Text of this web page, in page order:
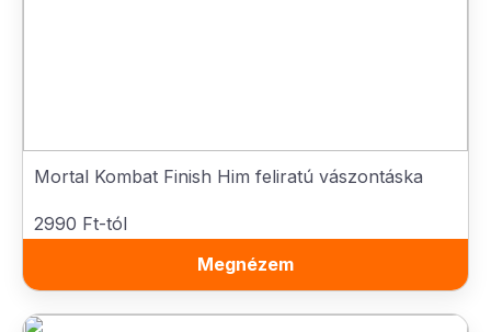
Mortal Kombat Finish Him feliratú vászontáska
2990 Ft-tól
Megnézem